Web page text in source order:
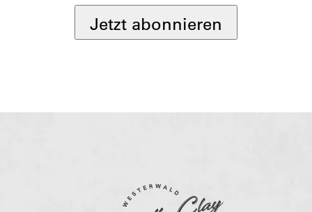
Jetzt abonnieren